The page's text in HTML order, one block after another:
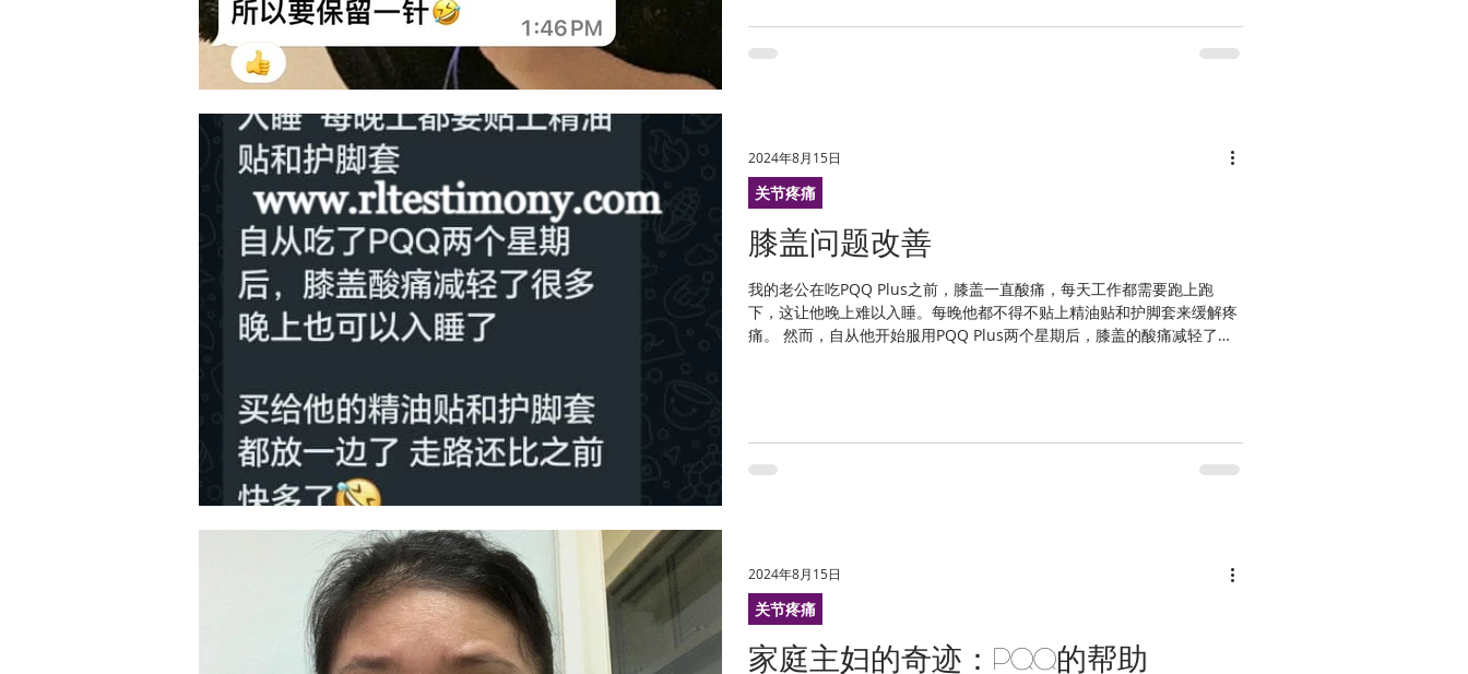
膝盖问题改善
我的老公在吃PQQ Plus之前，膝盖一直酸痛，每天工作都需要跑上跑
下，这让他晚上难以入睡。每晚他都不得不贴上精油贴和护脚套来缓解疼
痛。 然而，自从他开始服用PQQ Plus两个星期后，膝盖的酸痛减轻了很
关节疼痛
2024年8月15日
家庭主妇的奇迹：PQQ的帮助
关节疼痛
2024年8月15日